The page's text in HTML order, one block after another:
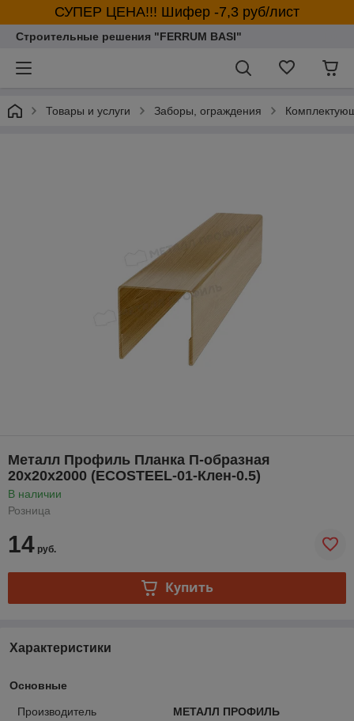
СУПЕР ЦЕНА!!! Шифер -7,3 руб/лист
Строительные решения "FERRUM BASI"
Товары и услуги Заборы, ограждения
Металл Профиль Планка П-образная
20х20х2000 (ECOSTEEL-01-Клен-0.5)
В наличии
Розница
14 руб.
Купить
Характеристики
Основные
Производитель МЕТАЛЛ ПРОФИЛЬ